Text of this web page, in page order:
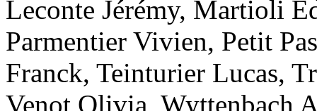
Leconte Jérémy, Martioli
Parmentier Vivien, Petit
Franck, Teinturier Lucas,
Venot Olivia, Wyttenbach